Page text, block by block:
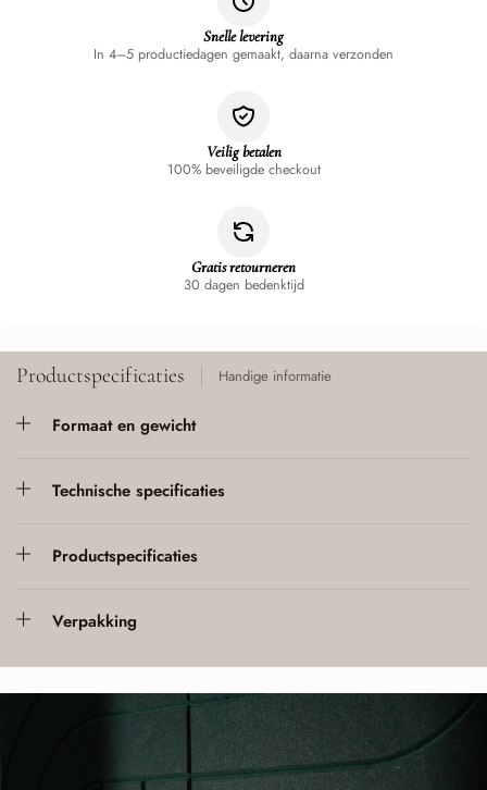
Snelle levering
In 4–5 productiedagen gemaakt, daarna verzonden
Veilig betalen
100% beveiligde checkout
Gratis retourneren
30 dagen bedenktijd
Productspecificaties Handige informatie
Formaat en gewicht
Technische specificaties
Productspecificaties
Verpakking